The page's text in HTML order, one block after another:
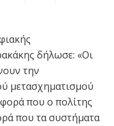
δήλωσε: «Οι
την
μετασχηματισμού
που ο πολίτης
που τα συστήματα